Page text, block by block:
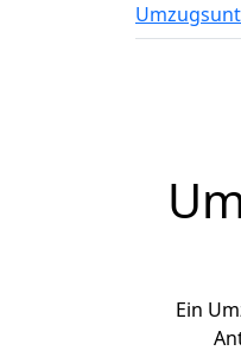
Ein